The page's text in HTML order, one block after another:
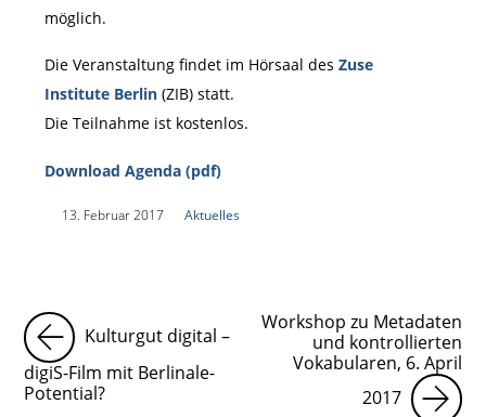
möglich.
Die Veranstaltung findet im Hörsaal des Zuse
Institute Berlin(ZIB) statt.
Die Teilnahme ist kostenlos.
Download Agenda (pdf)
13. Februar 2017 Aktuelles
Kulturgut digital –
digiS-Film mit Berlinale-
Potential?
Workshop zu Metadaten
und kontrollierten
Vokabularen, 6. April
2017